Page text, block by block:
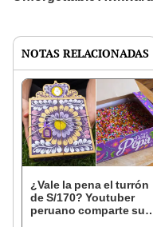
NOTAS RELACIONADAS
¿Vale la pena el turrón
de S/170? Youtuber
peruano comparte su